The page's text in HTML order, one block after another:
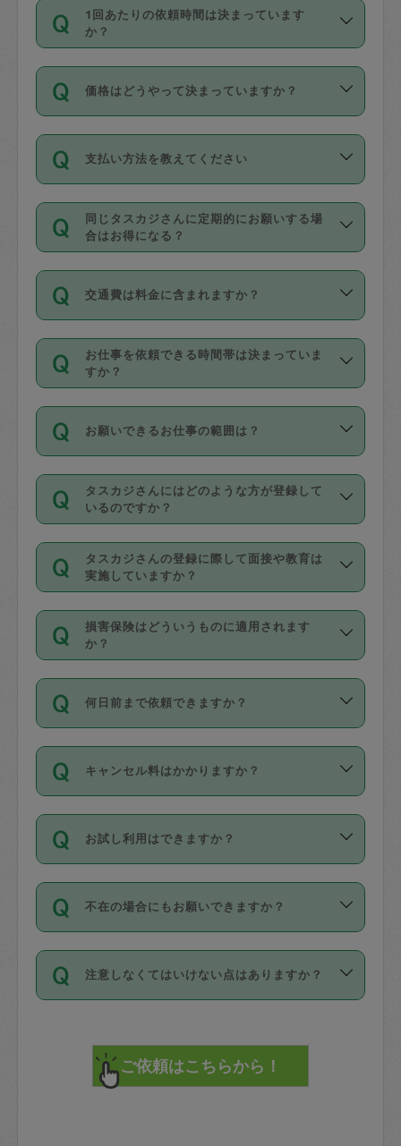
1回あたりの依頼時間は決まっています
か？
依頼1回につき3時間固定です。3時間を
超えて依頼したい場合は、延長機能をご
利用ください。機能をご利用いただくに
の上事前申請することが必要です。な
お、3時間を下回っても、値引き等はござ
いません。
価格はどうやって決まっていますか？
11種類の価格帯の中からタスカジさん自
身が価格を選んで設定しています。
タスカジさんの価格設定には最初は制限
があり、レビュー件数、レビューの平均
値、などで除々に設定可能な最高額が上
がっていく仕組みになっています。
支払い方法を教えてください
お支払方法はクレジットカード（Visa／
Master／JCB／AMERICAN EXPRESS／
Diners Club）のみとなります。
を行う際にご入力ください。プロフィー
ル登録時にはご入力いただかなくても大
丈夫です。
デビットカード・プリペイドカード（Vプ
リカ、au WALLETなど）は支払にはご利
銀行振込や現金払いも対応していませ
なお、タスカジさんの交通費も、依頼料
金のご請求と合わせてお支払いとなりま
動計算で表示されます。
同じタスカジさんに定期的にお願いする場
合はお得になる？
依頼には「スポット」と「定期（毎週｜
隔週）」があり、「定期」の依頼は「ス
ポット」よりお得な料金でご利用できま
す。
定期の最低利用回数は設けていない代わ
りに、一定数を超えたキャンセルは有償
（例：毎週定期の場合は３回以上のキャ
ンセルが有償（1200円、隔週定期の場合
は２回以上のキャンセルが有償（1200
交通費は料金に含まれますか？
交通費は依頼料金とは別途発生し、依頼
料金のご請求と合わせてお支払いとなり
ます。交通費の金額は「依頼の詳細」に
お仕事を依頼できる時間帯は決まっていま
すか？
時間帯は3種類あります。いずれも１回あ
たり３時間です。
・ＡＭ ９時～１２時
・ＰＭ １３時～１６時
・夜 １８時～２１時
開始時間を２時間前後変更することが可
能です。依頼送信後、個別にタスカジさ
んにメッセージを送り調整してくださ
い。ただし、２時間を越えての調整はで
時間も被らない場合、損害保険の対象外
お願いできるお仕事の範囲は？
掃除、整理収納、洗濯、買い物、料理、
作り置きです。タスカジさんによってで
きる仕事の範囲が異なりますので、依頼
する前にタスカジさんのプロフィールで
確認してください。
基本的に、高所での作業や危険作業、屋
外での作業は対象外です。
タスカジさんにはどのような方が登録して
いるのですか？
主婦として長年の家事経験をお持ちの
方、栄養士・調理師といった資格者で保
育園や学校の給食やレストランで料理関
係の専門職に従事されていた方、日本で
すでにハウスキーパーや英語の先生とし
てお仕事をしているフィリピン出身の
社員など様々なバックグラウンドの方が
登録しています。
日本語も話せる方など様々です。
ールに記載していますので、各自の得意
を依頼してください。
タスカジさんの登録に際して面接や教育は
実施していますか？
応募の際に、各自事務局との面接と説明
を行っています。その後、身分証明書の
写真提出をしていただいています。外国
確認しています。タスカジさんトレーニ
ング動画を使ったセルフトレーニングの
現場トライアルを受け、合格したタスカ
ジさんが活動されています。
※テストセンターの講評は１件目のレビュ
参考
【詳細】タスカジさんの登録に際
損害保険はどういうものに適用されます
か？
依頼者とタスカジさんとの間でタスカジ
を通して成立した作業時間内での作業に
適用されます。作業範囲は、掃除、洗
です。作業中に物を壊したり、人にけが
をさせたりした場合が対象で、補償金額
す。
写真を撮り、
詳細FAQ：
損害賠償保険について教えて
何日前まで依頼できますか？
ご依頼は、現在を起点に3日後（72時間
以降）の日時から受付可能となっていま
す。
タスカジさんへ「募集」をかけることが
可能です。
キャンセル料はかかりますか？
キャンセル料には、以下の2種類がありま
す。
1. 直前キャンセル（定期、スポット契約
共通）
72時間を超える※と、以下のキャンセル
料が発生します。
直前キャンセル料：
72時間前〜24時間前＝依頼料金の50%
お試し利用はできますか？
「お試し利用」というメニューはありま
せんが、「一回のみ」依頼を活用するこ
とによって、気に入ったタスカジさんを
まず、条件の合う気になるタスカジさ
みてください。
その後、一番気に入ったタスカジさんに
不在の場合にもお願いできますか？
不在の場合の作業はタスカジさんの同意
が必要です。数回の依頼ののち、タスカ
ジさんと依頼者の間で十分な信頼関係が
てください。
不在時に部屋に入るためにタスカジさん
注意しなくてはいけない点はありますか？
で、必ず鍵のかかるロッカーや金庫に入
れて依頼者の責任の元管理するよう心掛
けてください。